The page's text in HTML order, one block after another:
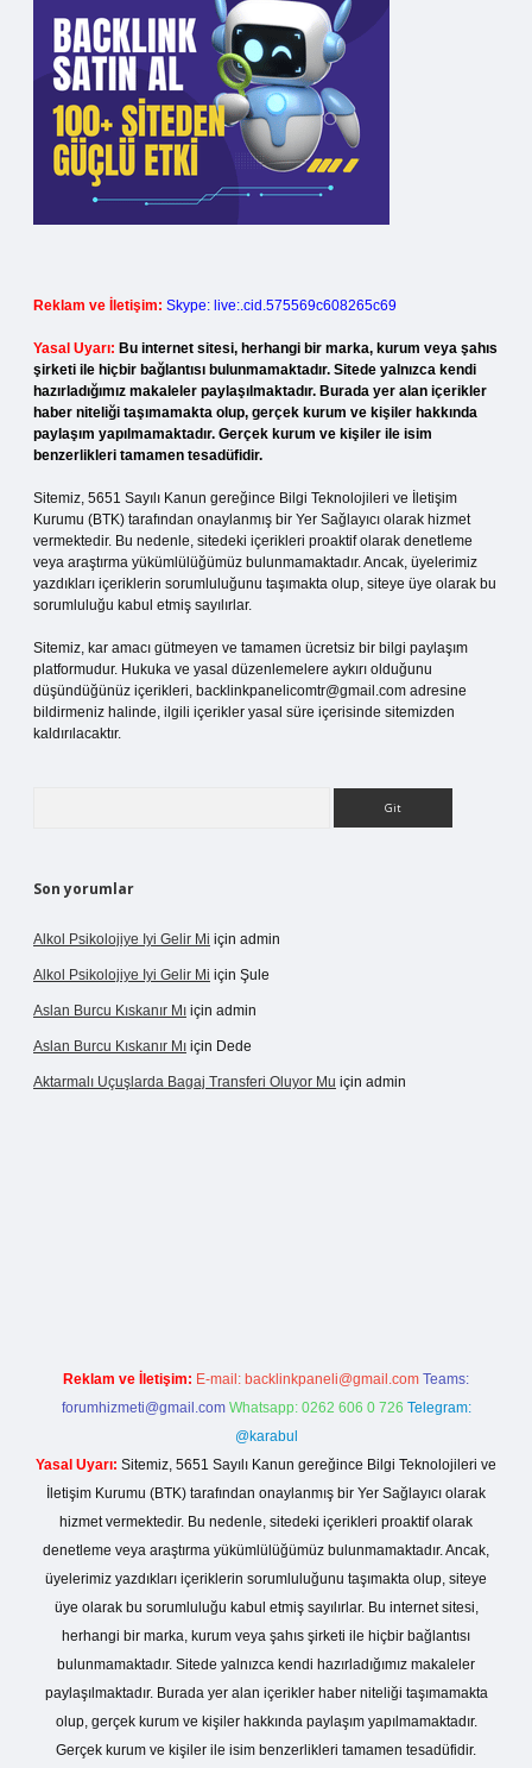
Reklam ve İletişim: Skype: live:.cid.575569c608265c69
Yasal Uyarı: Bu internet sitesi, herhangi bir marka, kurum veya şahıs
şirketi ile hiçbir bağlantısı bulunmamaktadır. Sitede yalnızca kendi
hazırladığımız makaleler paylaşılmaktadır. Burada yer alan içerikler
haber niteliği taşımamakta olup, gerçek kurum ve kişiler hakkında
paylaşım yapılmamaktadır. Gerçek kurum ve kişiler ile isim
benzerlikleri tamamen tesadüfidir.
Sitemiz, 5651 Sayılı Kanun gereğince Bilgi Teknolojileri ve İletişim
Kurumu (BTK) tarafından onaylanmış bir Yer Sağlayıcı olarak hizmet
vermektedir. Bu nedenle, sitedeki içerikleri proaktif olarak denetleme
veya araştırma yükümlülüğümüz bulunmamaktadır. Ancak, üyelerimiz
yazdıkları içeriklerin sorumluluğunu taşımakta olup, siteye üye olarak bu
sorumluluğu kabul etmiş sayılırlar.
Sitemiz, kar amacı gütmeyen ve tamamen ücretsiz bir bilgi paylaşım
platformudur. Hukuka ve yasal düzenlemelere aykırı olduğunu
düşündüğünüz içerikleri, backlinkpanelicomtr@gmail.com adresine
bildirmeniz halinde, ilgili içerikler yasal süre içerisinde sitemizden
kaldırılacaktır.
Son yorumlar
Alkol Psikolojiye Iyi Gelir Mi için admin
Alkol Psikolojiye Iyi Gelir Mi için Şule
Aslan Burcu Kıskanır Mı için admin
Aslan Burcu Kıskanır Mı için Dede
Aktarmalı Uçuşlarda Bagaj Transferi Oluyor Mu için admin
Reklam ve İletişim: E-mail: backlinkpaneli@gmail.com Teams:
forumhizmeti@gmail.com Whatsapp: 0262 606 0 726 Telegram:
@karabul
Yasal Uyarı: Sitemiz, 5651 Sayılı Kanun gereğince Bilgi Teknolojileri ve
İletişim Kurumu (BTK) tarafından onaylanmış bir Yer Sağlayıcı olarak
hizmet vermektedir. Bu nedenle, sitedeki içerikleri proaktif olarak
denetleme veya araştırma yükümlülüğümüz bulunmamaktadır. Ancak,
üyelerimiz yazdıkları içeriklerin sorumluluğunu taşımakta olup, siteye
üye olarak bu sorumluluğu kabul etmiş sayılırlar. Bu internet sitesi,
herhangi bir marka, kurum veya şahıs şirketi ile hiçbir bağlantısı
bulunmamaktadır. Sitede yalnızca kendi hazırladığımız makaleler
paylaşılmaktadır. Burada yer alan içerikler haber niteliği taşımamakta
olup, gerçek kurum ve kişiler hakkında paylaşım yapılmamaktadır.
Gerçek kurum ve kişiler ile isim benzerlikleri tamamen tesadüfidir.